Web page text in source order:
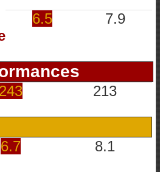
6.5 7.9
243 213
6.7 8.1